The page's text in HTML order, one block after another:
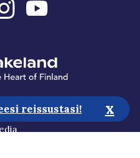
reissustasi! x